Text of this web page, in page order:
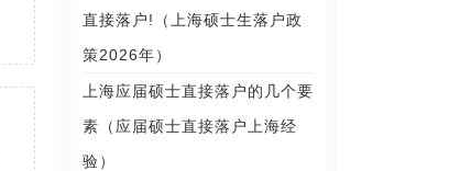
直接落户!（上海硕士生落户政
策2026年）
上海应届硕士直接落户的几个要
素（应届硕士直接落户上海经
验）